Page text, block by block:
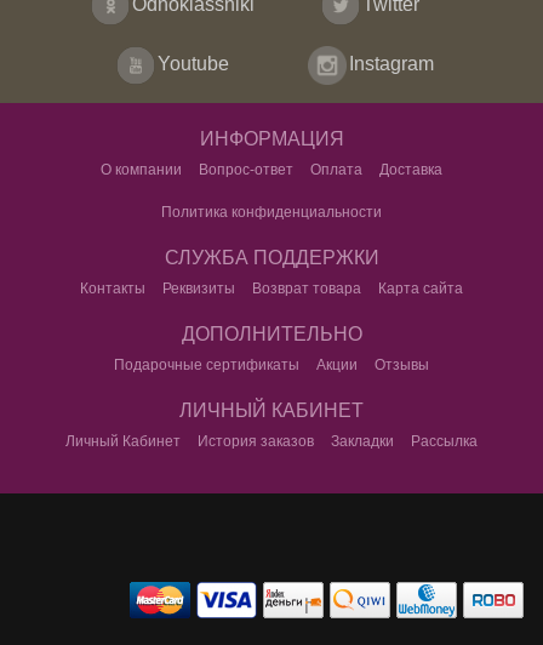
Odnoklassniki Twitter
Youtube Instagram
ИНФОРМАЦИЯ
О компании Вопрос-ответ Оплата Доставка
Политика конфиденциальности
СЛУЖБА ПОДДЕРЖКИ
Контакты Реквизиты Возврат товара Карта сайта
ДОПОЛНИТЕЛЬНО
Подарочные сертификаты Акции Отзывы
ЛИЧНЫЙ КАБИНЕТ
Личный Кабинет История заказов Закладки Рассылка